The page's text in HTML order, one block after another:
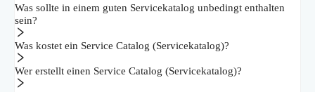
Was sollte in einem guten Servicekatalog unbedingt enthalten
sein?
Was kostet ein Service Catalog (Servicekatalog)?
Wer erstellt einen Service Catalog (Servicekatalog)?